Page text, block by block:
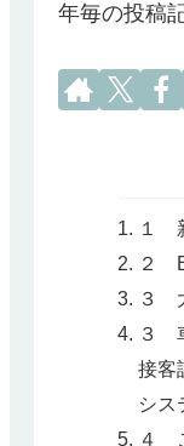
年毎の投稿
１
２
３
３
接客
シス
４